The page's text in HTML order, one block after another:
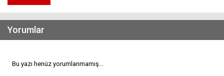
Yorumlar
Bu yazı henüz yorumlanmamış...